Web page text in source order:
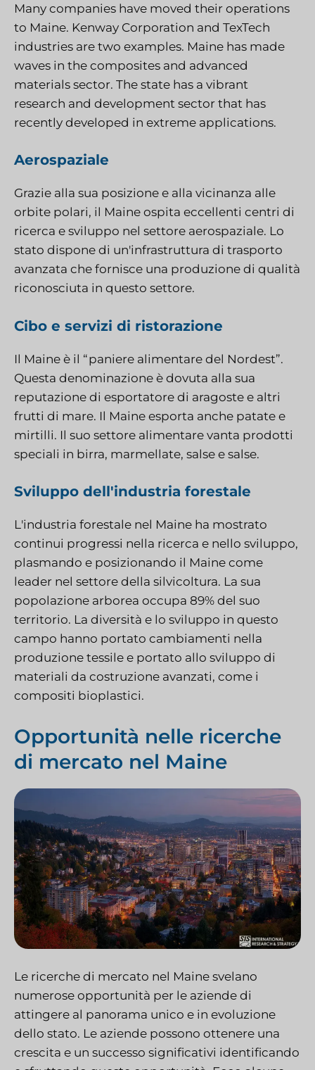
Many companies have moved their operations
to Maine. Kenway Corporation and TexTech
industries are two examples. Maine has made
waves in the composites and advanced
materials sector. The state has a vibrant
research and development sector that has
recently developed in extreme applications.
Aerospaziale
Grazie alla sua posizione e alla vicinanza alle
orbite polari, il Maine ospita eccellenti centri di
ricerca e sviluppo nel settore aerospaziale. Lo
stato dispone di un'infrastruttura di trasporto
avanzata che fornisce una produzione di qualità
riconosciuta in questo settore.
Cibo e servizi di ristorazione
Il Maine è il “paniere alimentare del Nordest”.
Questa denominazione è dovuta alla sua
reputazione di esportatore di aragoste e altri
frutti di mare. Il Maine esporta anche patate e
mirtilli. Il suo settore alimentare vanta prodotti
speciali in birra, marmellate, salse e salse.
Sviluppo dell'industria forestale
L'industria forestale nel Maine ha mostrato
continui progressi nella ricerca e nello sviluppo,
plasmando e posizionando il Maine come
leader nel settore della silvicoltura. La sua
popolazione arborea occupa 89% del suo
territorio. La diversità e lo sviluppo in questo
campo hanno portato cambiamenti nella
produzione tessile e portato allo sviluppo di
materiali da costruzione avanzati, come i
compositi bioplastici.
Opportunità nelle ricerche
di mercato nel Maine
Le ricerche di mercato nel Maine svelano
numerose opportunità per le aziende di
attingere al panorama unico e in evoluzione
dello stato. Le aziende possono ottenere una
crescita e un successo significativi identificando